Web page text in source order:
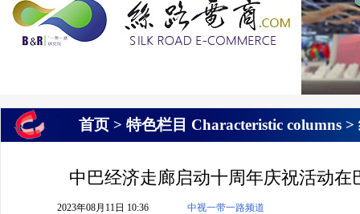
首页 > 特色栏目 Characteristic columns >
中巴经济走廊启动十周年庆祝活动在
2023年08月11日 10:36 中视一带一路频道